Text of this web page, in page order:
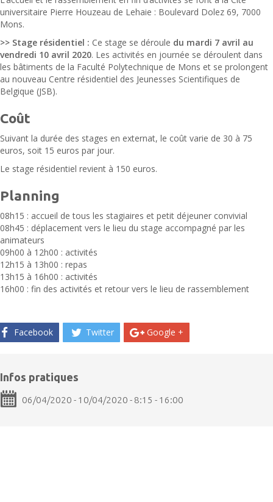
universitaire Pierre Houzeau de Lehaie : Boulevard Dolez 69, 7000
Mons.
>> Stage résidentiel : Ce stage se déroule du mardi 7 avril au
vendredi 10 avril 2020. Les activités en journée se déroulent dans
les bâtiments de la Faculté Polytechnique de Mons et se prolongent
au nouveau Centre résidentiel des Jeunesses Scientifiques de
Belgique (JSB).
Coût
Suivant la durée des stages en externat, le coût varie de 30 à 75
euros, soit 15 euros par jour.
Le stage résidentiel revient à 150 euros.
Planning
08h15 : accueil de tous les stagiaires et petit déjeuner convivial
08h45 : déplacement vers le lieu du stage accompagné par les
animateurs
09h00 à 12h00 : activités
12h15 à 13h00 : repas
13h15 à 16h00 : activités
16h00 : fin des activités et retour vers le lieu de rassemblement
Facebook Twitter Google +
Infos pratiques
06/04/2020 - 10/04/2020 - 8:15 - 16:00